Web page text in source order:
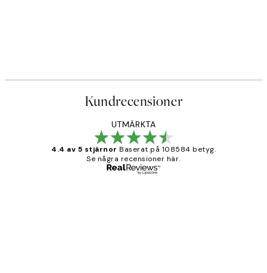
Kundrecensioner
UTMÄRKTA
4.4 av 5 stjärnor Baserat på 108584 betyg.
Se några recensioner här.